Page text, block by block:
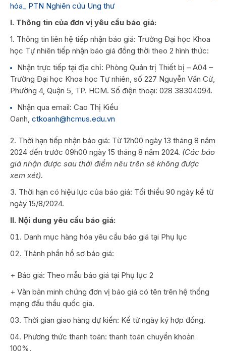
hóa_ PTN Nghiên cứu Ung thư
I. Thông tin của đơn vị yêu cầu báo giá:
1. Thông tin liên hệ tiếp nhận báo giá: Trường Đại học Khoa
học Tự nhiên tiếp nhận báo giá đồng thời theo 2 hình thức:
Nhận trực tiếp tại địa chỉ: Phòng Quản trị Thiết bị – A04 –
Trường Đại học Khoa học Tự nhiên, số 227 Nguyễn Văn Cừ,
Phường 4, Quận 5, TP. HCM. Số điện thoại: 028 38304094.
Nhận qua email: Cao Thị Kiều
Oanh, ctkoanh@hcmus.edu.vn
2. Thời hạn tiếp nhận báo giá: Từ 12h00 ngày 13 tháng 8 năm
2024 đến trước 09h00 ngày 15 tháng 8 năm 2024. (Các báo
giá nhận được sau thời điểm nêu trên sẽ không được
xem xét).
3. Thời hạn có hiệu lực của báo giá: Tối thiểu 90 ngày kể từ
ngày 15/8/2024.
II. Nội dung yêu cầu báo giá:
Danh mục hàng hóa yêu cầu báo giá tại Phụ lục
Thành phần hồ sơ báo giá:
+ Báo giá: Theo mẫu báo giá tại Phụ lục 2
+ Văn bản minh chứng đơn vị báo giá có tên trên hệ thống
mạng đấu thầu quốc gia.
Thời gian giao hàng dự kiến: Kể từ ngày ký hợp đồng.
Phương thức thanh toán: thanh toán chuyển khoản
100%.